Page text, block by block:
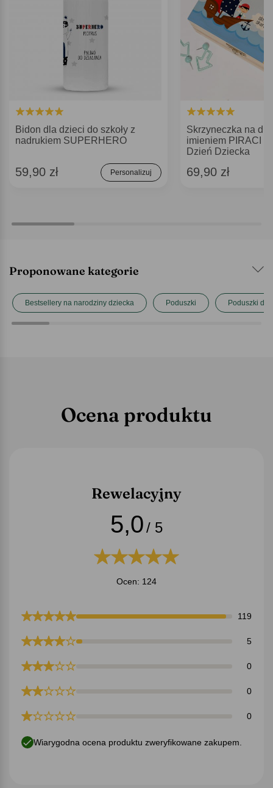
Bidon dla dzieci do szkoły z
nadrukiem SUPERHERO
59,90 zł Personalizuj
Skrzyneczka na
imieniem PIRACI
Dzień Dziecka
69,90 zł
Proponowane kategorie
Bestsellery na narodziny dziecka Poduszki Poduszki dla
Ocena produktu
Rewelacyjny
5,0/ 5
Ocen: 124
119
5
0
0
0
Wiarygodna ocena produktu zweryfikowane zakupem.